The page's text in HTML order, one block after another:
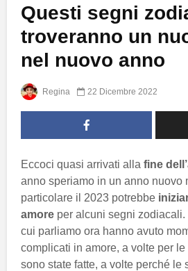
Questi segni
troveranno un
nel nuovo anno
Regina 22 Dicembre 2022
Eccoci quasi arrivati alla fine
anno speriamo in un anno nuovo
particolare il 2023 potrebbe
amore per alcuni segni
cui parliamo ora hanno avuto
complicati in amore, a volte per
sono state fatte, a volte perché le